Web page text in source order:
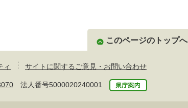
このページのトップへ
ィ サイトに関するご意見・お問い合わせ
法人番号5000020240001